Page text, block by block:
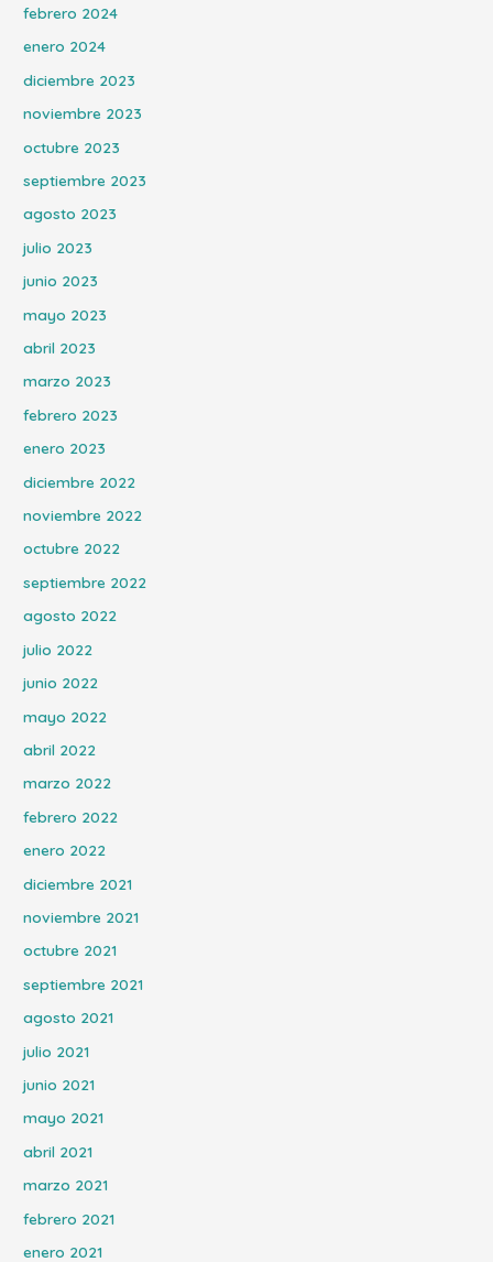
febrero 2024
enero 2024
diciembre 2023
noviembre 2023
octubre 2023
septiembre 2023
agosto 2023
julio 2023
junio 2023
mayo 2023
abril 2023
marzo 2023
febrero 2023
enero 2023
diciembre 2022
noviembre 2022
octubre 2022
septiembre 2022
agosto 2022
julio 2022
junio 2022
mayo 2022
abril 2022
marzo 2022
febrero 2022
enero 2022
diciembre 2021
noviembre 2021
octubre 2021
septiembre 2021
agosto 2021
julio 2021
junio 2021
mayo 2021
abril 2021
marzo 2021
febrero 2021
enero 2021